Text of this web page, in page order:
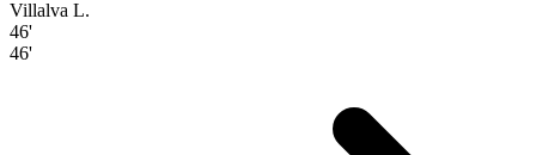
Villalva L.
46'
46'